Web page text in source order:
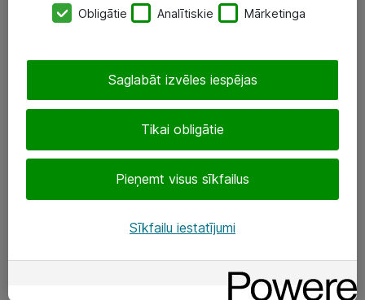
SIA „ATEA”
+(371) 67 81 90 50
eShop@atea.lv
Sekojiet mums
Obligātie Analītiskie Mārketinga
Tikai obligātie
Pieņemt visus sīkfailus
Saglabāt izvēles iespējas
Sīkfailu iestatījumi